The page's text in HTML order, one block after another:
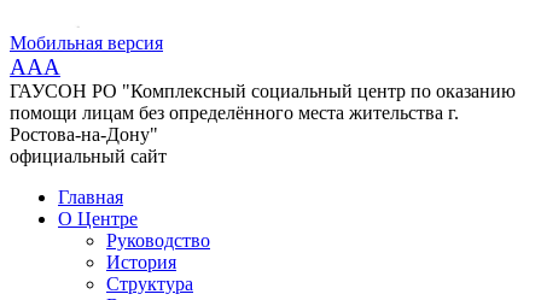
Мобильная версия
AAA
ГАУСОН РО "Комплексный социальный центр по оказанию
помощи лицам без определённого места жительства г.
Ростова-на-Дону"
официальный сайт
Главная
О Центре
Руководство
История
Структура